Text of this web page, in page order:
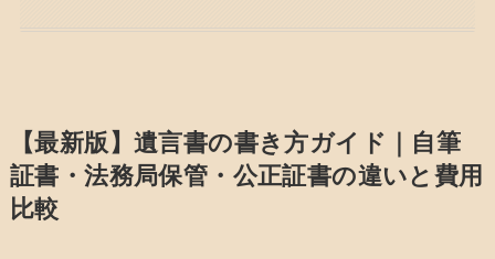
【最新版】遺言書の書き方ガイド｜自筆
証書・法務局保管・公正証書の違いと費用
比較